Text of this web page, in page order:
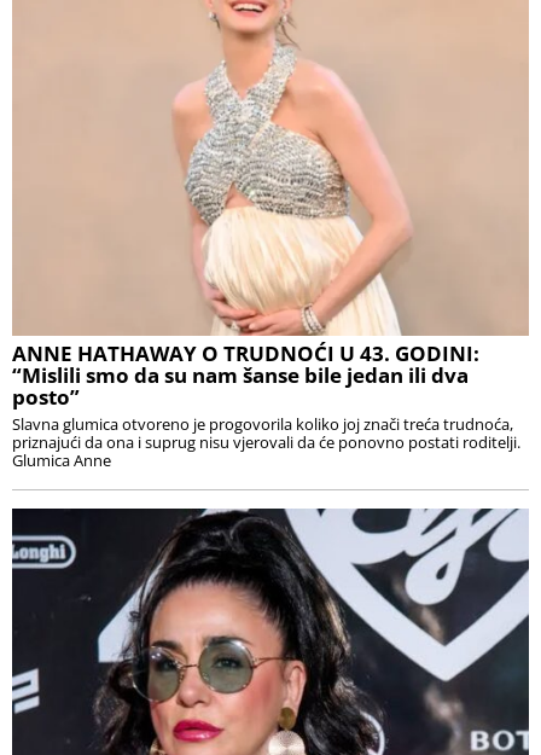
ANNE HATHAWAY O TRUDNOĆI U 43. GODINI:
“Mislili smo da su nam šanse bile jedan ili dva
posto”
Slavna glumica otvoreno je progovorila koliko joj znači treća trudnoća,
priznajući da ona i suprug nisu vjerovali da će ponovno postati roditelji.
Glumica Anne